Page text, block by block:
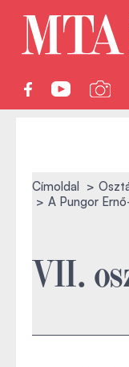
Címoldal
A Pungor
VII.